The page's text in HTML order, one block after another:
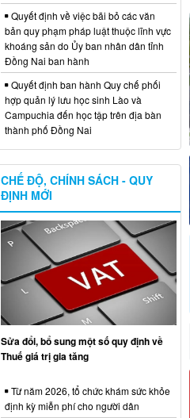
Quyết định về việc bãi bỏ các văn
bản quy phạm pháp luật thuộc lĩnh vực
khoáng sản do Ủy ban nhân dân tỉnh
Đồng Nai ban hành
Quyết định ban hành Quy chế phối
hợp quản lý lưu học sinh Lào và
Campuchia đến học tập trên địa bàn
thành phố Đồng Nai
CHẾ ĐỘ, CHÍNH SÁCH - QUY
ĐỊNH MỚI
Sửa đổi, bổ sung một số quy định về
Thuế giá trị gia tăng
Từ năm 2026, tổ chức khám sức khỏe
định kỳ miễn phí cho người dân